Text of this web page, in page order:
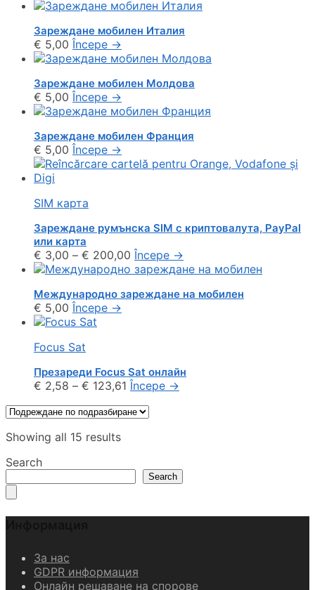
Зареждане мобилен Италия
€ 5,00 Începe →
Зареждане мобилен Молдова
€ 5,00 Începe →
Зареждане мобилен Франция
€ 5,00 Începe →
SIM карта
Зареждане румънска SIM с криптовалута, PayPal
или карта
€ 3,00 – € 200,00 Începe →
Международно зареждане на мобилен
€ 5,00 Începe →
Focus Sat
Презареди Focus Sat онлайн
€ 2,58 – € 123,61 Începe →
Showing all 15 results
Search
Search
За нас
GDPR информация
Онлайн решаване на спорове